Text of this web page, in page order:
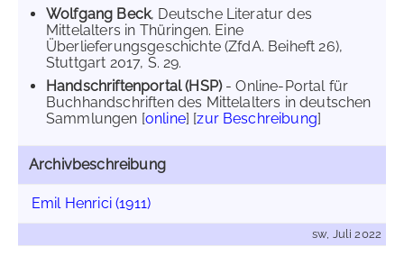
Wolfgang Beck, Deutsche Literatur des
Mittelalters in Thüringen. Eine
Überlieferungsgeschichte (ZfdA. Beiheft 26),
Stuttgart 2017, S. 29.
Handschriftenportal (HSP)- Online-Portal für
Buchhandschriften des Mittelalters in deutschen
Sammlungen [online] [zur Beschreibung]
Archivbeschreibung
Emil Henrici (1911)
sw, Juli 2022